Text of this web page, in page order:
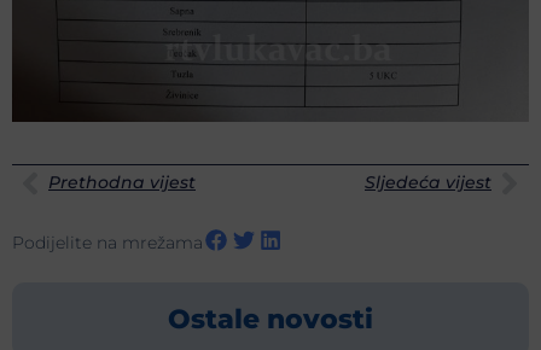
Prethodna vijest Sljedeća vijest
Podijelite na mrežama
Ostale novosti